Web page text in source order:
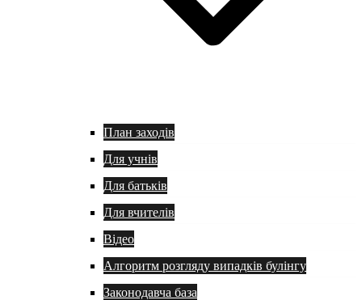
План заходів
Для учнів
Для батьків
Для вчителів
Відео
Алгоритм розгляду випадків булінгу
Законодавча база